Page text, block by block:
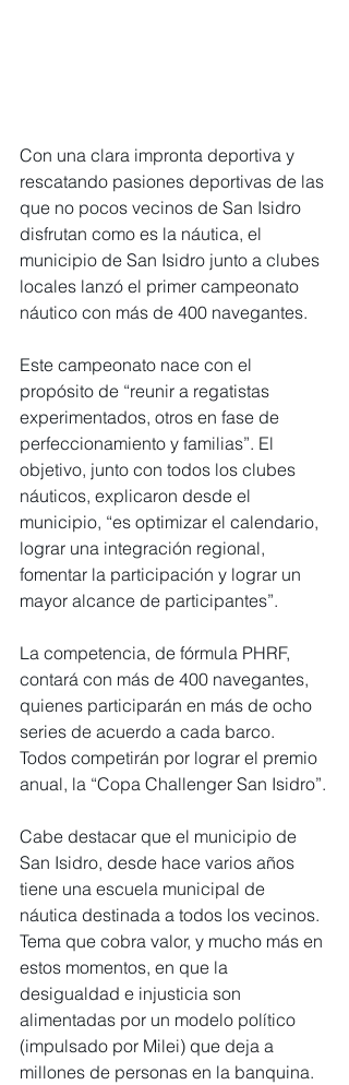
Con una clara impronta deportiva y
rescatando pasiones deportivas de las
que no pocos vecinos de San Isidro
disfrutan como es la náutica, el
municipio de San Isidro junto a clubes
locales lanzó el primer campeonato
náutico con más de 400 navegantes.
Este campeonato nace con el
propósito de “reunir a regatistas
experimentados, otros en fase de
perfeccionamiento y familias”. El
objetivo, junto con todos los clubes
náuticos, explicaron desde el
municipio, “es optimizar el calendario,
lograr una integración regional,
fomentar la participación y lograr un
mayor alcance de participantes”.
La competencia, de fórmula PHRF,
contará con más de 400 navegantes,
quienes participarán en más de ocho
series de acuerdo a cada barco.
Todos competirán por lograr el premio
anual, la “Copa Challenger San Isidro”.
Cabe destacar que el municipio de
San Isidro, desde hace varios años
tiene una escuela municipal de
náutica destinada a todos los vecinos.
Tema que cobra valor, y mucho más en
estos momentos, en que la
desigualdad e injusticia son
alimentadas por un modelo político
(impulsado por Milei) que deja a
millones de personas en la banquina.